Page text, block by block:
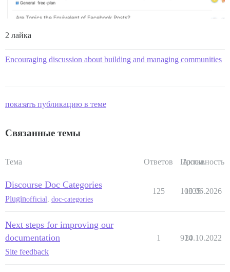
2 лайка
Encouraging discussion about building and managing communities
показать публикацию в теме
Связанные темы
Тема Ответов Просм.
Активность
Discourse Doc Categories
Pluginofficial doc-categories
125 10335
10.06.2026
Next steps for improving our
documentation
Site feedback
1 914
20.10.2022